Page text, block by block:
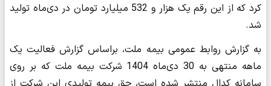
کرد که از این رقم یک هزار و 532 میلیارد تومان در دی‌ماه تولید
شد.
به گزارش روابط عمومی بیمه ملت، براساس گزارش فعالیت یک
ماهه منتهی به 30 دی‌ماه 1404 شرکت بیمه ملت که بر روی